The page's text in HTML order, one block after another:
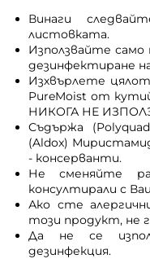
Винаги
листовката.
Използвайте само
дезинфектиране
Изхвърлете
PureMoist от
НИКОГА НЕ
Съдържа
(Aldox)
- консерванти.
Не сменяйте
консултирали с
Ако сте
този продукт, не
Да не се
дезинфекция.